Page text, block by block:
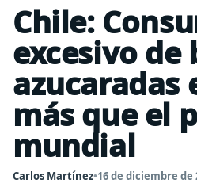
Chile:
excesivo de
azucaradas
más que el
mundial
Carlos Martínez•16 de diciembre de